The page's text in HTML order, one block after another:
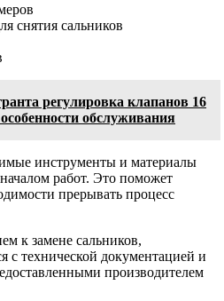
снятия сальников
регулировка клапанов 16
обслуживания
инструменты и материалы
работ. Это поможет
прерывать процесс
к замене сальников,
с технической документацией и
производителем